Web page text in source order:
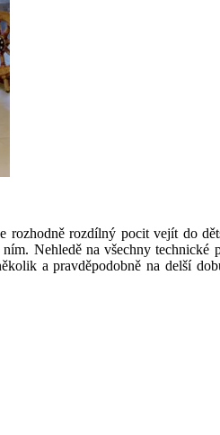
rozhodně rozdílný pocit vejít do
Nehledě na všechny technické
a pravděpodobně na delší